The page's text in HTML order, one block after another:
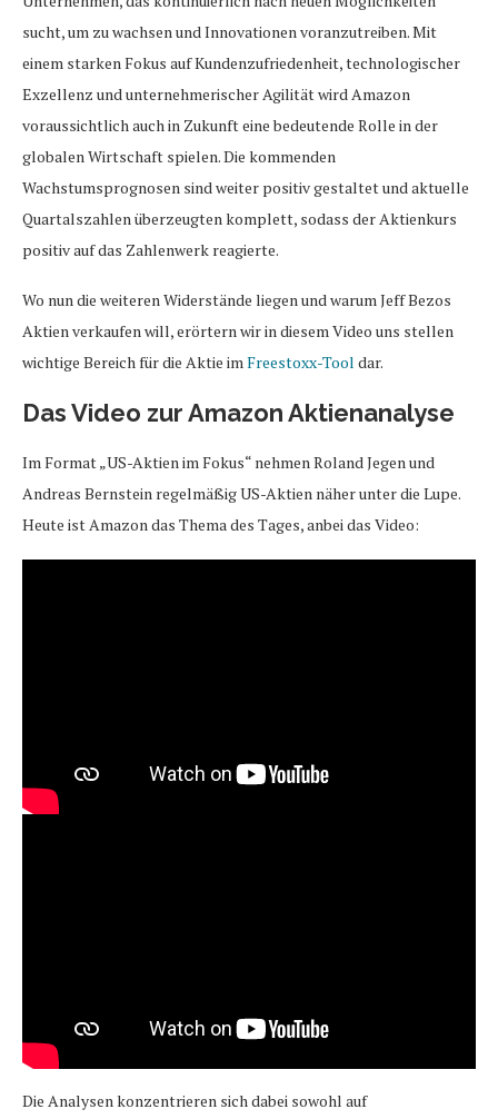
sucht, um zu wachsen und Innovationen voranzutreiben. Mit
einem starken Fokus auf Kundenzufriedenheit, technologischer
Exzellenz und unternehmerischer Agilität wird Amazon
voraussichtlich auch in Zukunft eine bedeutende Rolle in der
globalen Wirtschaft spielen. Die kommenden
Wachstumsprognosen sind weiter positiv gestaltet und aktuelle
Quartalszahlen überzeugten komplett, sodass der Aktienkurs
positiv auf das Zahlenwerk reagierte.
Wo nun die weiteren Widerstände liegen und warum Jeff Bezos
Aktien verkaufen will, erörtern wir in diesem Video uns stellen
wichtige Bereich für die Aktie im Freestoxx-Tool dar.
Das Video zur Amazon Aktienanalyse
Im Format „US-Aktien im Fokus“ nehmen Roland Jegen und
Andreas Bernstein regelmäßig US-Aktien näher unter die Lupe.
Heute ist Amazon das Thema des Tages, anbei das Video:
Die Analysen konzentrieren sich dabei sowohl auf